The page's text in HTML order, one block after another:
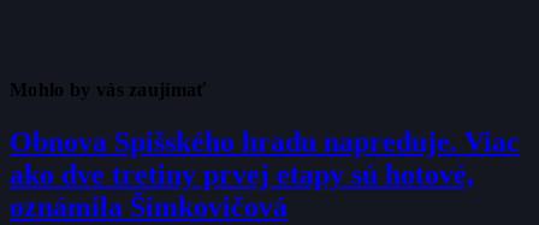
Mohlo by vás zaujímať
Obnova Spišského hradu napreduje. Viac
ako dve tretiny prvej etapy sú hotové,
oznámila Šimkovičová